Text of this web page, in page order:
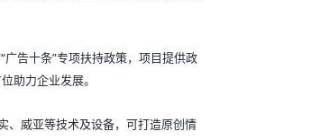
广告十条”专项扶持政策，项目提供政
助力企业发展。
、威亚等技术及设备，可打造原创情